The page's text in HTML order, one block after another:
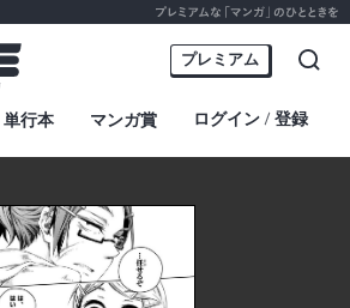
Garden Comic Online
マンガ」のひとときを
更新！
プレミアム
単行本 マンガ賞 ログイン ・
登録
検索